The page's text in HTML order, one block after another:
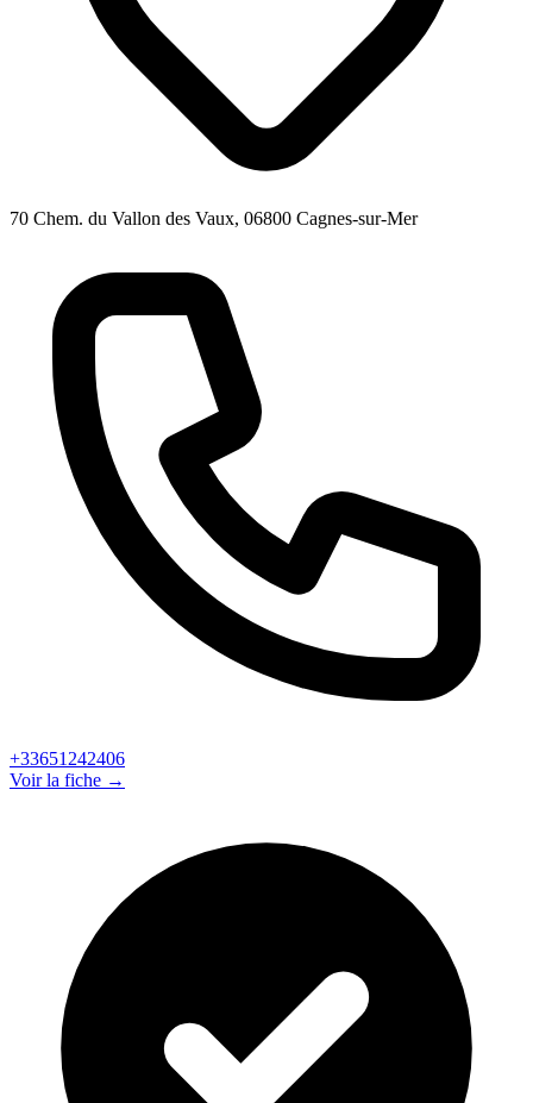
70 Chem. du Vallon des Vaux, 06800 Cagnes-sur-Mer
+33651242406
Voir la fiche →